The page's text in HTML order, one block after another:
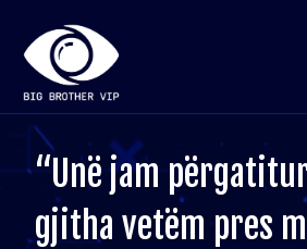
“Unë jam
gjitha vetëm pres